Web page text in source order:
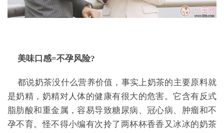
美味口感=不孕风险?
都说奶茶没什么营养价值，事实上奶茶的主要原料就
是奶精，奶精对人体的健康有很大的危害。它含有反式
脂肪酸和重金属，容易导致糖尿病、冠心病、肿瘤和不
孕不育。怪不得小编有次拎了两杯杯香香又冰冰的奶茶